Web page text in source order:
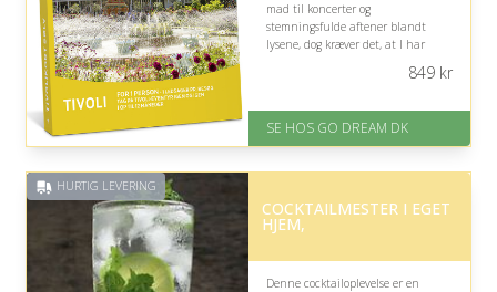
mad til koncerter og
stemningsfulde aftener blandt
lysene, dog kræver det, at I har
inden for 1 time
849kr
SE HOS GO DREAM DK
HURTIG LEVERING
COCKTAILMESTER I EGET
HJEM,
Denne cocktailoplevelse er en